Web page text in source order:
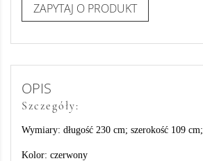
OPIS
Szczegóły:
Wymiary: długość 230 cm; szerokość 109
Kolor: czerwony
ZAPYTAJ O PRODUKT